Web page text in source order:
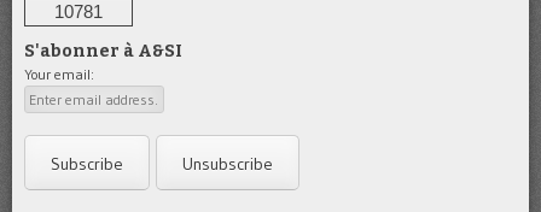
10781
S'abonner à A&SI
Your email: